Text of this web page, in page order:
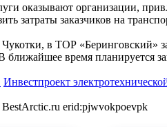
оказывают организации,
затраты заказчиков на
в ТОР «Беринговский»
ближайшее время планируется
Инвестпроект
erid:pjwvokpoevpk